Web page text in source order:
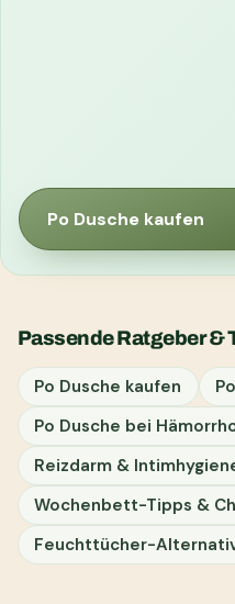
Po Dusche kaufen
Passende Ratgeber &
Po Dusche kaufen
Po Dusche bei
Reizdarm &
Wochenbett-Tipps &
Feuchttücher-